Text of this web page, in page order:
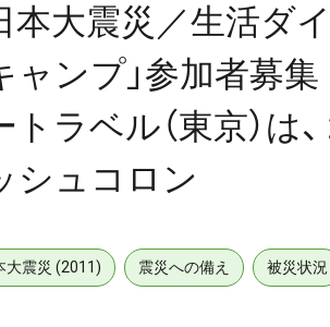
本大震災／生活ダ
ャンプ」参加者募
トラベル（東京）は
シュコロン
大震災 (2011) 震災への備え 被災状況